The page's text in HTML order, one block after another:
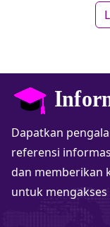
Dapatkan
referensi
dan memberikan
untuk